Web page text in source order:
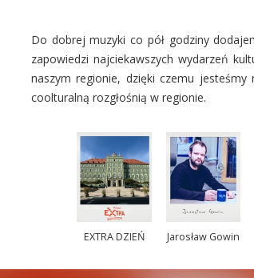
Do dobrej muzyki co pół godziny
zapowiedzi najciekawszych wydarzeń
naszym regionie, dzięki czemu jesteśmy
coolturalną rozgłośnią w regionie.
EXTRA DZIEŃ Jarosław Gowin